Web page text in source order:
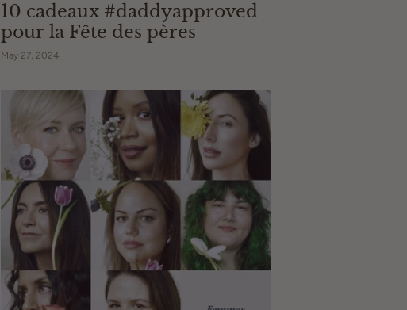
10 cadeaux #daddyapproved
pour la Fête des pères
May 27, 2024